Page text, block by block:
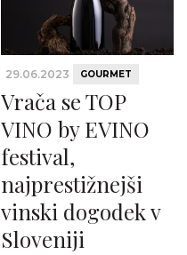
29.06.2023 GOURMET
Vrača se TOP
VINO by EVINO
festival,
najprestižnejši
vinski dogodek v
Sloveniji